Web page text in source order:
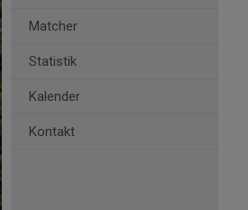
Matcher
Statistik
Kalender
Kontakt